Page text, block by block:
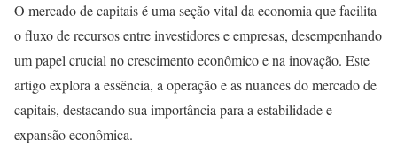
O mercado de capitais é uma seção vital da economia que facilita
o fluxo de recursos entre investidores e empresas, desempenhando
um papel crucial no crescimento econômico e na inovação. Este
artigo explora a essência, a operação e as nuances do mercado de
capitais, destacando sua importância para a estabilidade e
expansão econômica.